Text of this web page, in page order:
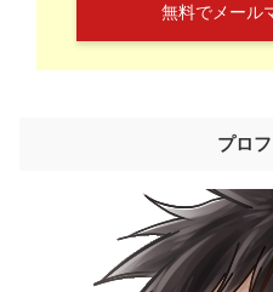
無料でメール
プロ